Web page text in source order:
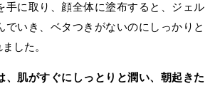
手に取り、顔全体に塗布すると、ジェル
でいき、ベタつきがないのにしっかりと
した。
、肌がすぐにしっとりと潤い、朝起きた